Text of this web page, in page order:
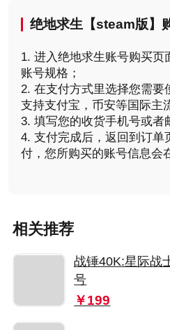
绝地求生【steam版】
1. 进入绝地求生账号购买页
账号规格；
2. 在支付方式里选择您需要
支持支付宝，币安等国际主
3. 填写您的收货手机号或者
4. 支付完成后，返回到订单
付，您所购买的账号信息会
相关推荐
战锤40K:星际战
号
￥199